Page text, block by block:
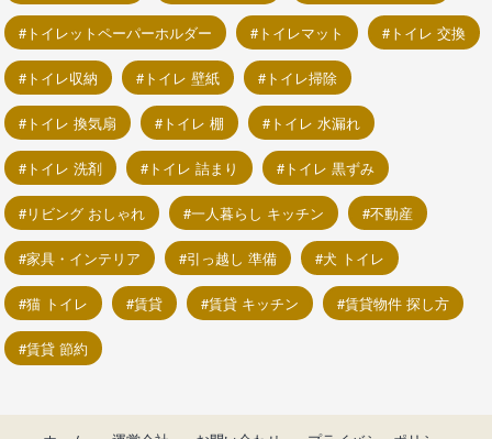
トイレットペーパーホルダー トイレマット トイレ 交換
トイレ収納 トイレ 壁紙 トイレ掃除
トイレ 換気扇 トイレ 棚 トイレ 水漏れ
トイレ 洗剤 トイレ 詰まり トイレ 黒ずみ
リビング おしゃれ 一人暮らし キッチン 不動産
家具・インテリア 引っ越し 準備 犬 トイレ
猫 トイレ 賃貸 賃貸 キッチン 賃貸物件 探し方
賃貸 節約